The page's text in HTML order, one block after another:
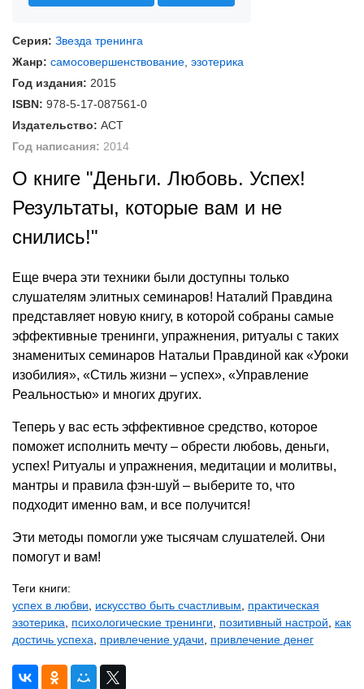
Серия: Звезда тренинга
Жанр: самосовершенствование, эзотерика
Год издания: 2015
ISBN: 978-5-17-087561-0
Издательство: АСТ
Год написания: 2014
О книге "Деньги. Любовь. Успех!
Результаты, которые вам и не
снились!"
Еще вчера эти техники были доступны только
слушателям элитных семинаров! Наталий Правдина
представляет новую книгу, в которой собраны самые
эффективные тренинги, упражнения, ритуалы с таких
знаменитых семинаров Натальи Правдиной как «Уроки
изобилия», «Стиль жизни – успех», «Управление
Реальностью» и многих других.
Теперь у вас есть эффективное средство, которое
поможет исполнить мечту – обрести любовь, деньги,
успех! Ритуалы и упражнения, медитации и молитвы,
мантры и правила фэн-шуй – выберите то, что
подходит именно вам, и все получится!
Эти методы помогли уже тысячам слушателей. Они
помогут и вам!
Теги книги:
успех в любви, искусство быть счастливым, практическая
эзотерика, психологические тренинги, позитивный настрой, как
достичь успеха, привлечение удачи, привлечение денег